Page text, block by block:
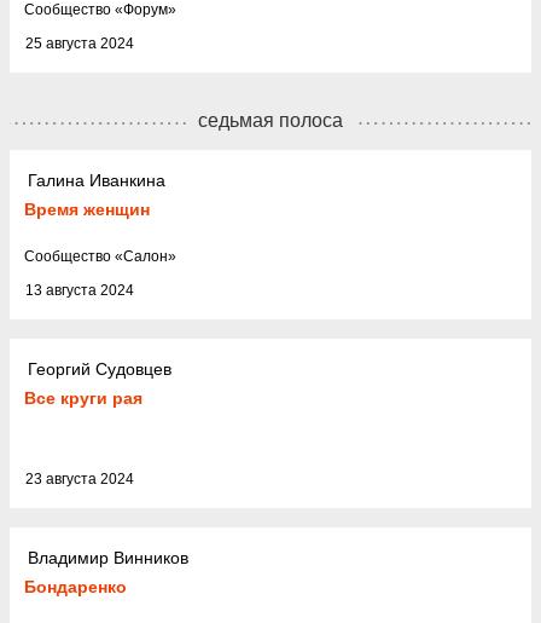
25 августа 2024
Cообщество «Форум»
седьмая полоса
Галина Иванкина
Время женщин
13 августа 2024
Cообщество «Салон»
Георгий Судовцев
Все круги рая
23 августа 2024
Владимир Винников
Бондаренко